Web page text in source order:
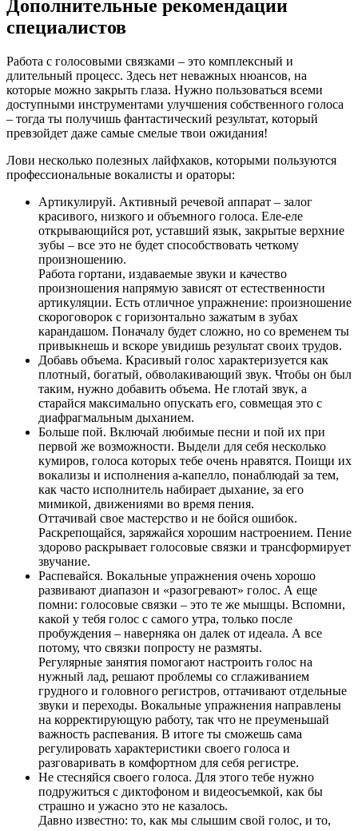
Дополнительные рекомендации
специалистов
Работа с голосовыми связками – это комплексный и
длительный процесс. Здесь нет неважных нюансов, на
которые можно закрыть глаза. Нужно пользоваться всеми
доступными инструментами улучшения собственного голоса
– тогда ты получишь фантастический результат, который
превзойдет даже самые смелые твои ожидания!
Лови несколько полезных лайфхаков, которыми пользуются
профессиональные вокалисты и ораторы:
Артикулируй. Активный речевой аппарат – залог
красивого, низкого и объемного голоса. Еле-еле
открывающийся рот, уставший язык, закрытые верхние
зубы – все это не будет способствовать четкому
произношению.
Работа гортани, издаваемые звуки и качество
произношения напрямую зависят от естественности
артикуляции. Есть отличное упражнение: произношение
скороговорок с горизонтально зажатым в зубах
карандашом. Поначалу будет сложно, но со временем ты
привыкнешь и вскоре увидишь результат своих трудов.
Добавь объема. Красивый голос характеризуется как
плотный, богатый, обволакивающий звук. Чтобы он был
таким, нужно добавить объема. Не глотай звук, а
старайся максимально опускать его, совмещая это с
диафрагмальным дыханием.
Больше пой. Включай любимые песни и пой их при
первой же возможности. Выдели для себя несколько
кумиров, голоса которых тебе очень нравятся. Поищи их
вокализы и исполнения а-капелло, понаблюдай за тем,
как часто исполнитель набирает дыхание, за его
мимикой, движениями во время пения.
Оттачивай свое мастерство и не бойся ошибок.
Раскрепощайся, заряжайся хорошим настроением. Пение
здорово раскрывает голосовые связки и трансформирует
звучание.
Распевайся. Вокальные упражнения очень хорошо
развивают диапазон и «разогревают» голос. А еще
помни: голосовые связки – это те же мышцы. Вспомни,
какой у тебя голос с самого утра, только после
пробуждения – наверняка он далек от идеала. А все
потому, что связки попросту не размяты.
Регулярные занятия помогают настроить голос на
нужный лад, решают проблемы со сглаживанием
грудного и головного регистров, оттачивают отдельные
звуки и переходы. Вокальные упражнения направлены
на корректирующую работу, так что не преуменьшай
важность распевания. В итоге ты сможешь сама
регулировать характеристики своего голоса и
разговаривать в комфортном для себя регистре.
Не стесняйся своего голоса. Для этого тебе нужно
подружиться с диктофоном и видеосъемкой, как бы
страшно и ужасно это не казалось.
Давно известно: то, как мы слышим свой голос, и то,